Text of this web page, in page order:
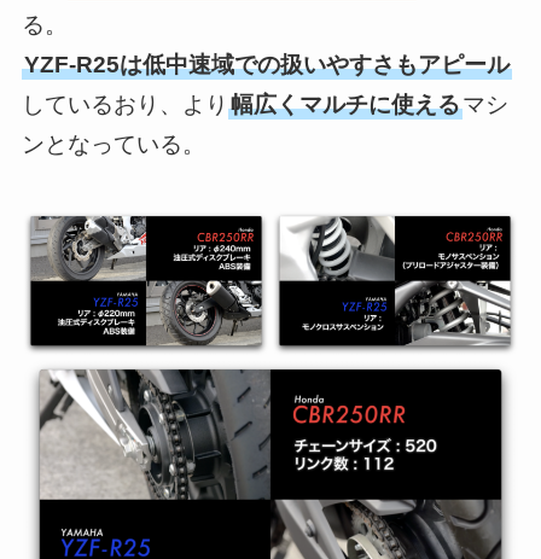
る。
YZF-R25は低中速域での扱いやすさもアピール
しているおり、より 幅広くマルチに使えるマシ
ンとなっている。